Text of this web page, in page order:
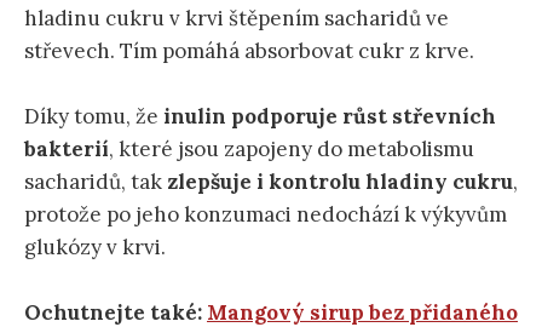
hladinu cukru v krvi štěpením sacharidů ve
střevech. Tím pomáhá absorbovat cukr z krve.
Díky tomu, že inulin podporuje růst střevních
bakterií, které jsou zapojeny do metabolismu
sacharidů, tak zlepšuje i kontrolu hladiny cukru,
protože po jeho konzumaci nedochází k výkyvům
glukózy v krvi.
Ochutnejte také: Mangový sirup bez přidaného